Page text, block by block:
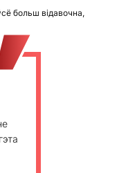
больш відавочна,